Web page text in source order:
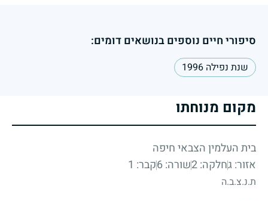
סיפורי חיים נוספים בנושאים דומים:
שנת נפילה 1996
מקום מנוחתו
בית העלמין הצבאי חיפה
אזור: גחלקה: 2 שורה: 6 קבר: 1
ת.נ.צ.ב.ה